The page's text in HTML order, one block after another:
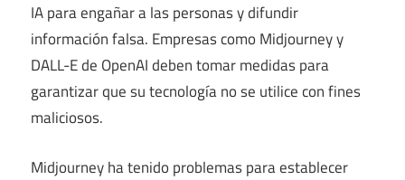
IA para engañar a las personas y difundir
información falsa. Empresas como Midjourney y
DALL-E de OpenAI deben tomar medidas para
garantizar que su tecnología no se utilice con fines
maliciosos.
Midjourney ha tenido problemas para establecer